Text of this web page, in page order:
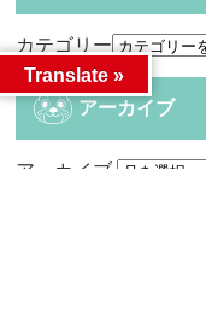
カテゴリー
アーカイブ
アーカイブ
Translate »